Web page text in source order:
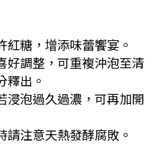
糖，增添味蕾饗宴。
調整，可重複沖泡至清
釋出。
泡過久過濃，可再加開
注意天熱發酵腐敗。